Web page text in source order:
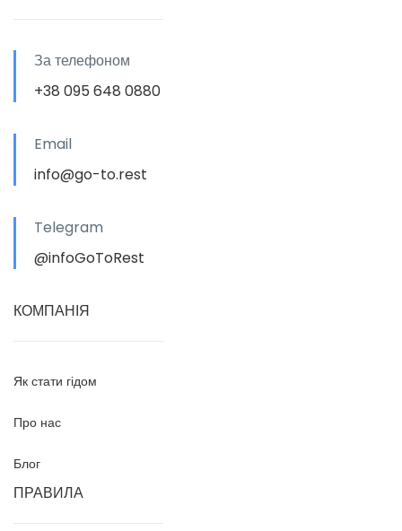
За телефоном
+38 095 648 0880
Email
info@go-to.rest
Telegram
@infoGoToRest
КОМПАНІЯ
Як стати гідом
Про нас
Блог
ПРАВИЛА